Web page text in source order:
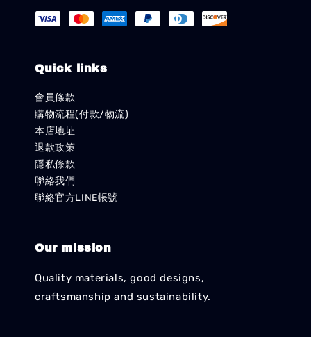
Quick links
會員條款
購物流程(付款/物流)
本店地址
退款政策
隱私條款
聯絡我們
聯絡官方LINE帳號
Our mission
Quality materials, good designs,
craftsmanship and sustainability.